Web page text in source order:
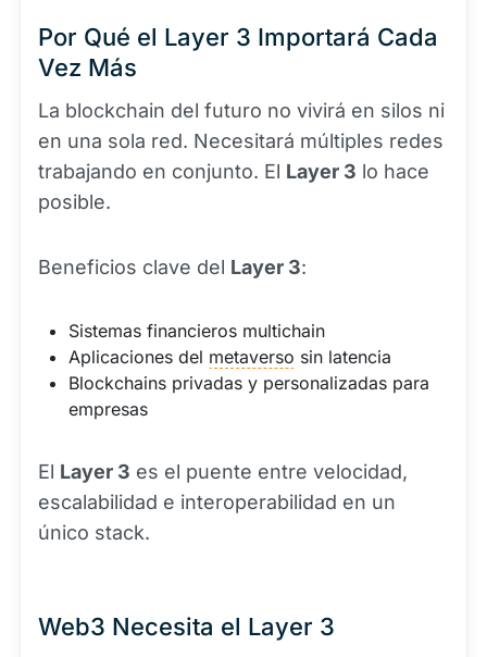
Por Qué el Layer 3 Importará Cada
Vez Más
La blockchain del futuro no vivirá en silos ni
en una sola red. Necesitará múltiples redes
trabajando en conjunto. El Layer 3 lo hace
posible.
Beneficios clave del Layer 3:
Sistemas financieros multichain
Aplicaciones del metaverso sin latencia
Blockchains privadas y personalizadas para
empresas
El Layer 3 es el puente entre velocidad,
escalabilidad e interoperabilidad en un
único stack.
Web3 Necesita el Layer 3